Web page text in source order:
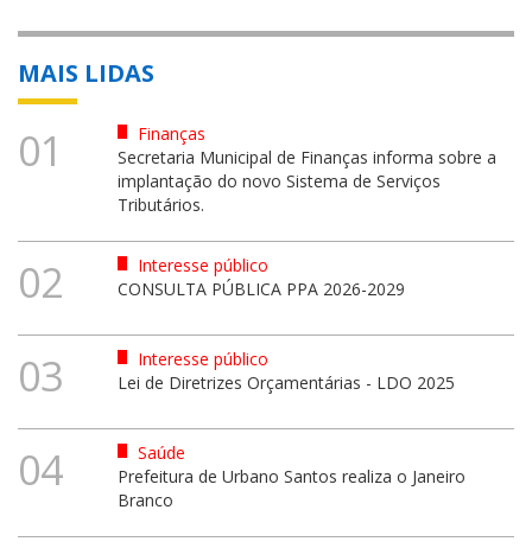
MAIS LIDAS
01
Finanças
Secretaria Municipal de Finanças informa sobre a
implantação do novo Sistema de Serviços
Tributários.
02
Interesse público
CONSULTA PÚBLICA PPA 2026-2029
03
Interesse público
Lei de Diretrizes Orçamentárias - LDO 2025
04
Saúde
Prefeitura de Urbano Santos realiza o Janeiro
Branco